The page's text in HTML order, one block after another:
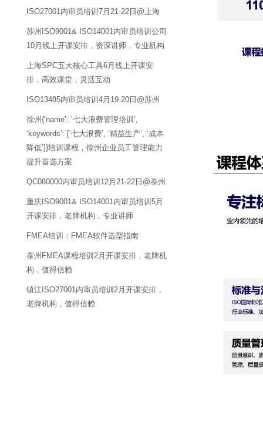
ISO27001内审员培训7月21-22日@上海
苏州ISO9001& ISO14001内审员培训公司
10月线上开课安排，资深讲师，专业机构
上海SPC五大核心工具6月线上开课安
排，高效课堂，灵活互动
ISO13485内审员培训4月19-20日@苏州
徐州{‘name’: ‘七大浪费管理培训’,
‘keywords’: [‘七大浪费’, ‘精益生产’, ‘成本
降低’]}培训课程，徐州企业员工管理能力
提升首选方案
QC080000内审员培训12月21-22日@泰州
重庆ISO9001& ISO14001内审员培训5月
开课安排，老牌机构，专业讲师
FMEA培训：FMEA软件选型指南
泰州FMEA课程培训2月开课安排，老牌机
构，值得信赖
镇江ISO27001内审员培训2月开课安排，
老牌机构，值得信赖